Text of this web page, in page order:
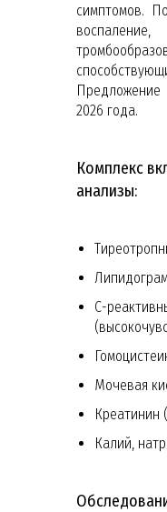
симптомов.
Предложение
2026 года.
Комплекс
анализы:
С-
Мочевая
Креатинин
Калий,